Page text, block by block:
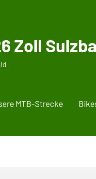
Zoll
MTB-Strecke